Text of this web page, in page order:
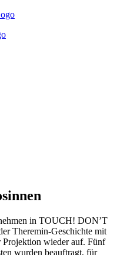
in TOUCH! DON’T
Theremin-Geschichte mit
wieder auf. Fünf
wurden beauftragt, für